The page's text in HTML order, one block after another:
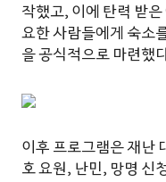
작했고, 이에 탄력 받
요한 사람들에게 숙소
을 공식적으로 마련했
이후 프로그램은 재난
호 요원, 난민, 망명 신